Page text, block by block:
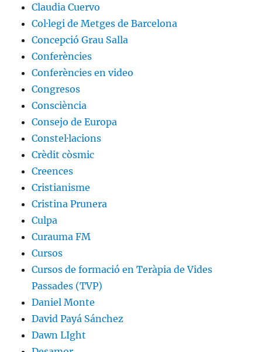
Claudia Cuervo
Col·legi de Metges de Barcelona
Concepció Grau Salla
Conferències
Conferències en video
Congresos
Consciència
Consejo de Europa
Constel·lacions
Crèdit còsmic
Creences
Cristianisme
Cristina Prunera
Culpa
Curauma FM
Cursos
Cursos de formació en Teràpia de Vides
Passades (TVP)
Daniel Monte
David Payá Sánchez
Dawn LIght